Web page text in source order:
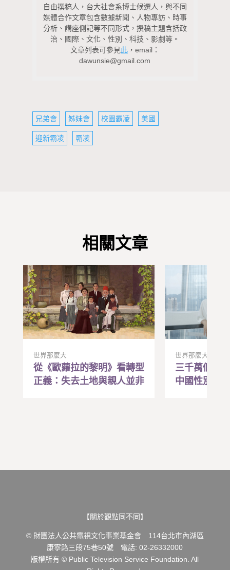
自由撰稿人，台大社會系博士候選人，與不同
媒體合作文章包含數據新聞、人物專訪、時事
分析、講座側記等不同形式，撰稿主題含括政
治、國際、文化、性別、科技、影劇等。
文章列表可參見此，email：
dawunsie@gmail.com
兄弟會 姊妹會 校園霸凌 美國
迎新霸凌 霸凌
相關文章
世界那麼大
從《歐蘿拉的黎明》看轉型
正義：失去土地與親人並非
世界那麼大
三千萬個找
中國性別失
【關於觀點同不同】
© 財團法人公共電視文化事業基金會 114台北市內湖區
康寧路三段75巷50號 電話: 02-26332000
版權所有 © Public Television Service Foundation. All